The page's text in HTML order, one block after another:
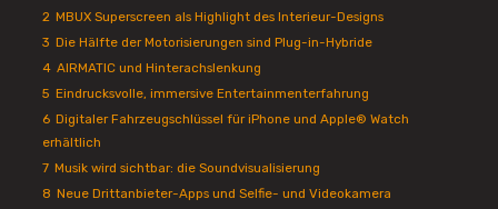
2 MBUX Superscreen als Highlight des Interieur-Designs
3 Die Hälfte der Motorisierungen sind Plug-in-Hybride
4 AIRMATIC und Hinterachslenkung
5 Eindrucksvolle, immersive Entertainmenterfahrung
6 Digitaler Fahrzeugschlüssel für iPhone und Apple® Watch
erhältlich
7 Musik wird sichtbar: die Soundvisualisierung
8 Neue Drittanbieter-Apps und Selfie- und Videokamera